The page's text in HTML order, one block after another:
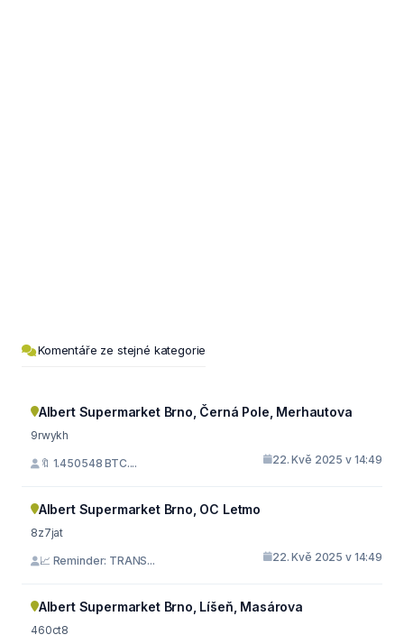
Komentáře ze stejné kategorie
Albert Supermarket Brno, Černá Pole, Merhautova
9rwykh
🔖 1.450548 BTC.... 22. Kvě 2025 v 14:49
Albert Supermarket Brno, OC Letmo
8z7jat
📈 Reminder: TRANS... 22. Kvě 2025 v 14:49
Albert Supermarket Brno, Líšeň, Masárova
460ct8